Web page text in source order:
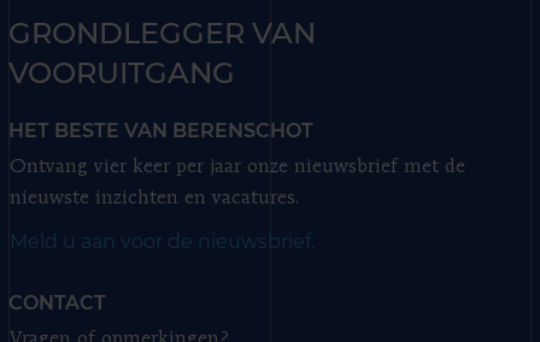
GRONDLEGGER VAN
VOORUITGANG
HET BESTE VAN BERENSCHOT
Ontvang vier keer per jaar onze nieuwsbrief met de
nieuwste inzichten en vacatures.
Meld u aan voor de nieuwsbrief.
CONTACT